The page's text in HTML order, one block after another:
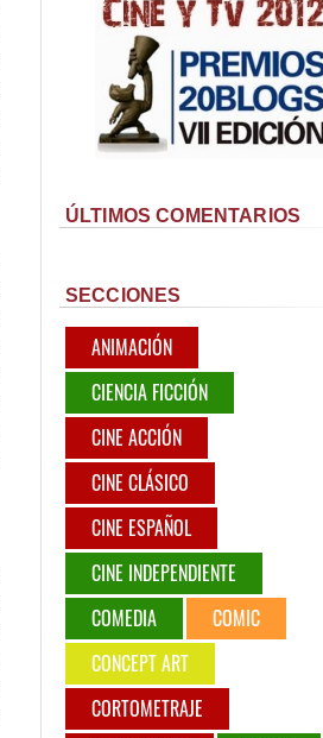
ÚLTIMOS COMENTARIOS
SECCIONES
ANIMACIÓN
CIENCIA FICCIÓN
CINE ACCIÓN
CINE CLÁSICO
CINE ESPAÑOL
CINE INDEPENDIENTE
COMEDIA
COMIC
CONCEPT ART
CORTOMETRAJE